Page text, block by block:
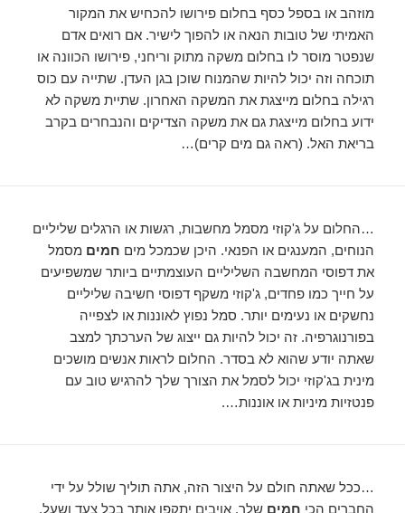
מוזהב או בספל כסף בחלום פירושו להכחיש את המקור
האמיתי של טובות הנאה או להפוך לישיר. אם רואים אדם
שנפטר מוסר לו בחלום משקה מתוק וריחני, פירושו הכוונה או
תוכחה וזה יכול להיות שהמנוח שוכן בגן העדן. שתייה עם כוס
רגילה בחלום מייצגת את המשקה האחרון. שתיית משקה לא
ידוע בחלום מייצגת גם את משקה הצדיקים והנבחרים בקרב
בריאת האל. (ראה גם מים קרים)…
…החלום על ג'קוזי מסמל מחשבות, רגשות או הרגלים שליליים
הנוחים, המענגים או הפנאי. היכן שכמכל מים חמים מסמל
את דפוסי המחשבה השליליים העוצמתיים ביותר שמשפיעים
על חייך כמו פחדים, ג'קוזי משקף דפוסי חשיבה שליליים
נחשקים או נעימים יותר. סמל נפוץ לאוננות או לצפייה
בפורנוגרפיה. זה יכול להיות גם ייצוג של הערכתך למצב
שאתה יודע שהוא לא בסדר. החלום לראות אנשים מושכים
מינית בג'קוזי יכול לסמל את הצורך שלך להרגיש טוב עם
פנטזיות מיניות או אוננות….
…ככל שאתה חולם על היצור הזה, אתה תוליך שולל על ידי
החברים הכי חמים שלך. אויבים יתקפו אותך בכל צעד ושעל.